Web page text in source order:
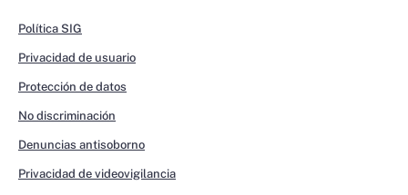
Política SIG
Privacidad de usuario
Protección de datos
No discriminación
Denuncias antisoborno
Privacidad de videovigilancia